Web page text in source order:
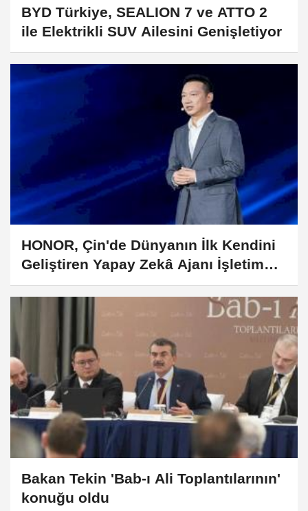
BYD Türkiye, SEALION 7 ve ATTO 2
ile Elektrikli SUV Ailesini Genişletiyor
HONOR, Çin'de Dünyanın İlk Kendini
Geliştiren Yapay Zekâ Ajanı İşletim
Sistemi MagicOS 10'u Tanıttı
Bakan Tekin 'Bab-ı Ali Toplantılarının'
konuğu oldu